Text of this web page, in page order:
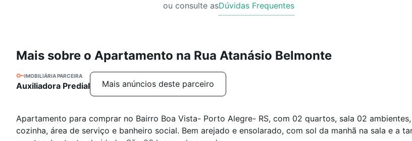
ou consulte asDúvidas Frequentes
Mais sobre o Apartamento na Rua Atanásio Belmonte
IMOBILIÁRIA PARCEIRA
Auxiliadora Predial Mais anúncios deste parceiro
Apartamento para comprar no Bairro Boa Vista- Porto Alegre- RS, com 02 quartos, sala 02 ambientes,
cozinha, área de serviço e banheiro social. Bem arejado e ensolarado, com sol da manhã na sala e a